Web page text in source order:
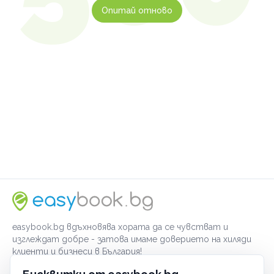
Опитай отново
easybook.bg вдъхновява хората да се чувстват и
изглеждат добре - затова имаме доверието на хиляди
клиенти и бизнеси в България!